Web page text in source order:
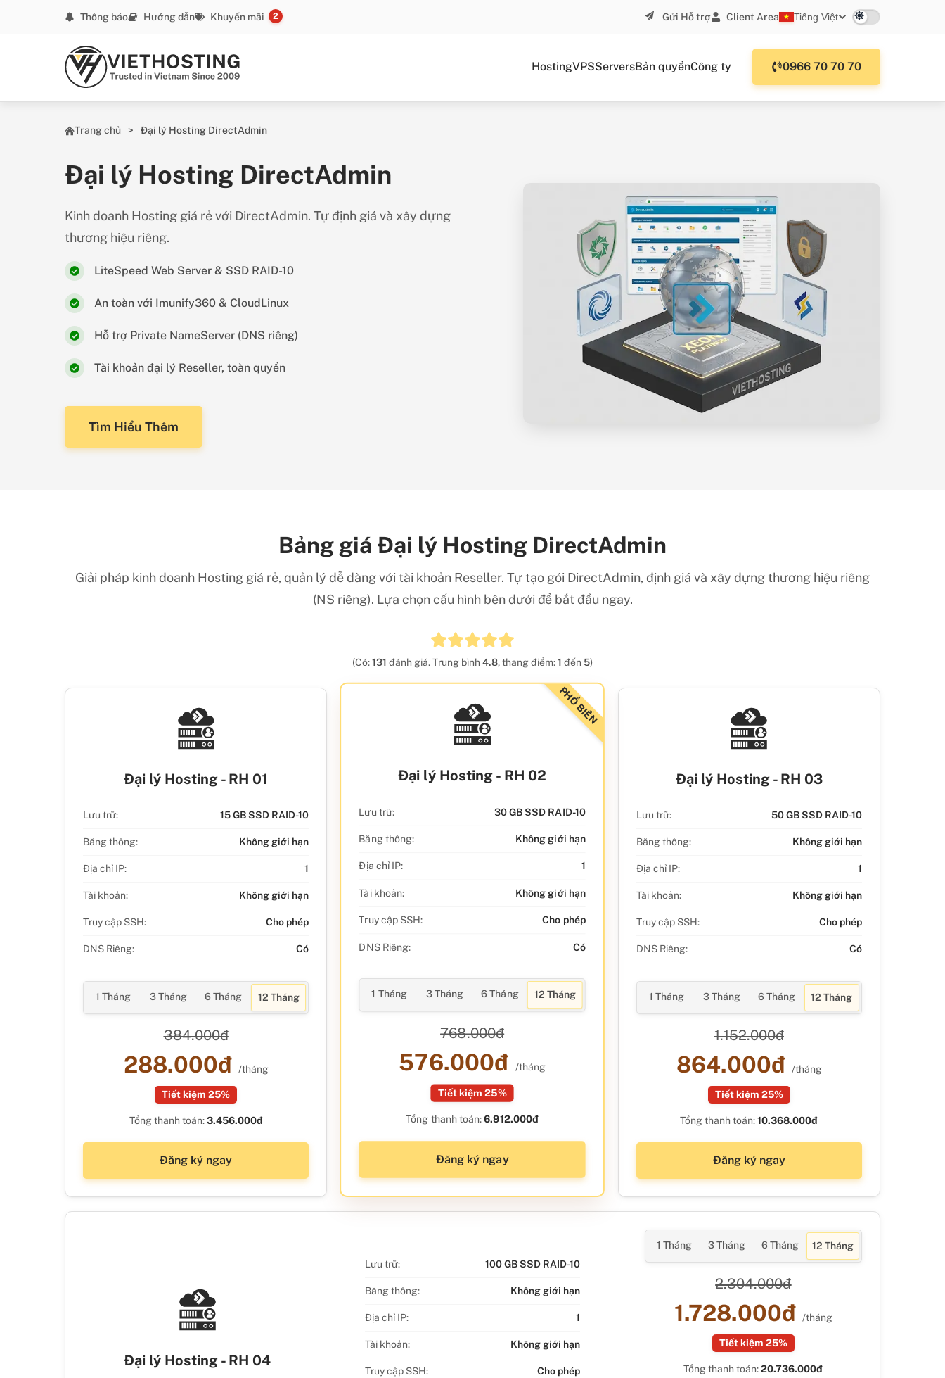
Thông báo Hướng dẫn Khuyến mãi 2 Gửi Hỗ trợ Client Area Tiếng Việt
HostingVPSServersBản quyềnCông ty 0966 70 70 70
Trang chủ Đại lý Hosting DirectAdmin
Đại lý Hosting DirectAdmin
Kinh doanh Hosting giá rẻ với DirectAdmin. Tự định giá và xây dựng
thương hiệu riêng.
LiteSpeed Web Server & SSD RAID-10
An toàn với Imunify360 & CloudLinux
Hỗ trợ Private NameServer (DNS riêng)
Tài khoản đại lý Reseller, toàn quyền
Tìm Hiểu Thêm
Bảng giá Đại lý Hosting DirectAdmin
Giải pháp kinh doanh Hosting giá rẻ, quản lý dễ dàng với tài khoản Reseller. Tự tạo gói DirectAdmin, định giá và xây dựng thương hiệu riêng
(NS riêng). Lựa chọn cấu hình bên dưới để bắt đầu ngay.
(Có:131 đánh giá. Trung bình 4.8, thang điểm:1 đến 5)
Đại lý Hosting - RH 01
Lưu trữ: 15 GB SSD RAID-10
Băng thông: Không giới hạn
Địa chỉ IP: 1
Tài khoản: Không giới hạn
Truy cập SSH: Cho phép
DNS Riêng: Có
1 Tháng 3 Tháng 6 Tháng 12 Tháng
384.000đ
288.000đ /tháng
Tiết kiệm 25%
Tổng thanh toán:3.456.000đ
Đăng ký ngay
PHỔ BIẾN
Đại lý Hosting - RH 02
Lưu trữ: 30 GB SSD RAID-10
Băng thông: Không giới hạn
Địa chỉ IP: 1
Tài khoản: Không giới hạn
Truy cập SSH: Cho phép
DNS Riêng: Có
1 Tháng 3 Tháng 6 Tháng 12 Tháng
768.000đ
576.000đ /tháng
Tiết kiệm 25%
Tổng thanh toán:6.912.000đ
Đăng ký ngay
Đại lý Hosting - RH 03
Lưu trữ: 50 GB SSD RAID-10
Băng thông: Không giới hạn
Địa chỉ IP: 1
Tài khoản: Không giới hạn
Truy cập SSH: Cho phép
DNS Riêng: Có
1 Tháng 3 Tháng 6 Tháng 12 Tháng
1.152.000đ
864.000đ /tháng
Tiết kiệm 25%
Tổng thanh toán:10.368.000đ
Đăng ký ngay
Đại lý Hosting - RH 04
Lưu trữ: 100 GB SSD RAID-10
Băng thông: Không giới hạn
Địa chỉ IP: 1
Tài khoản: Không giới hạn
Truy cập SSH: Cho phép
1 Tháng 3 Tháng 6 Tháng 12 Tháng
2.304.000đ
1.728.000đ /tháng
Tiết kiệm 25%
Tổng thanh toán:20.736.000đ